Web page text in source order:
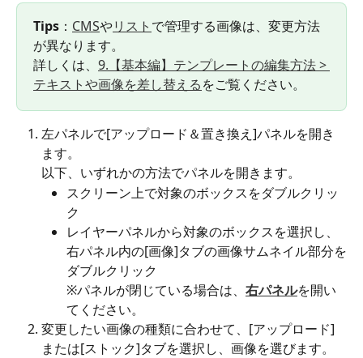
Tips ： CMSやリスト で管理する画像は、変更方法
が異なります。
詳しくは、 9.【基本編】テンプレートの編集方法 >
テキストや画像を差し替えるをご覧ください。
左パネルで[アップロード＆置き換え]パネルを開き
ます。
以下、いずれかの方法でパネルを開きます。
スクリーン上で対象のボックスをダブルクリッ
ク
レイヤーパネルから対象のボックスを選択し、
右パネル内の[画像]タブの画像サムネイル部分を
ダブルクリック
※パネルが閉じている場合は、 右パネルを開い
てください。
変更したい画像の種類に合わせて、[アップロード]
または[ストック]タブを選択し、画像を選びます。